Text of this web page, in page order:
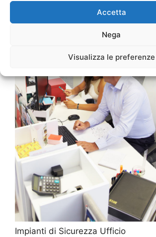
Accetta
Nega
Visualizza le preferenze
Impianti di Sicurezza Ufficio